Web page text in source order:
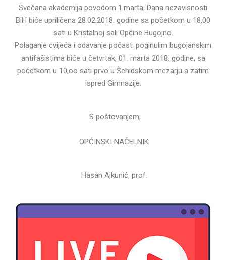
Svečana akademija povodom 1.marta, Dana nezavisnosti
BiH biće upriličena 28.02.2018. godine sa početkom u 18,00
sati u Kristalnoj sali Općine Bugojno.
Polaganje cvijeća i odavanje počasti poginulim bugojanskim
antifašistima biće u četvrtak, 01. marta 2018. godine, sa
početkom u 10,oo sati prvo u Šehidskom mezarju a zatim
ispred Gimnazije.
S poštovanjem,
OPĆINSKI NAČELNIK
Hasan Ajkunić, prof.